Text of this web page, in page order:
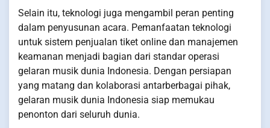
Selain itu, teknologi juga mengambil peran penting
dalam penyusunan acara. Pemanfaatan teknologi
untuk sistem penjualan tiket online dan manajemen
keamanan menjadi bagian dari standar operasi
gelaran musik dunia Indonesia. Dengan persiapan
yang matang dan kolaborasi antarberbagai pihak,
gelaran musik dunia Indonesia siap memukau
penonton dari seluruh dunia.